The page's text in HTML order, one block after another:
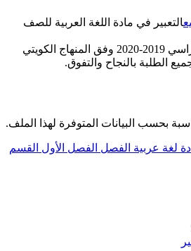
التعبير في مادة اللغة العربية للصف
للفصل الأول من العام الدراسي 2019-2020 وفق المنهاج الكويتي
الطلبة بالنجاح والتفوق.
بحسب البيانات المتوفرة لهذا الملف.
لغة عربية الفصل الفصل الأول
القسم